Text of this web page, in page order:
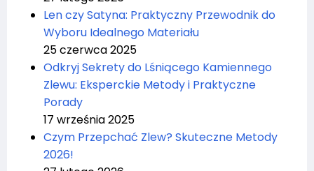
Len czy Satyna: Praktyczny Przewodnik do
Wyboru Idealnego Materiału
25 czerwca 2025
Odkryj Sekrety do Lśniącego Kamiennego
Zlewu: Eksperckie Metody i Praktyczne
Porady
17 września 2025
Czym Przepchać Zlew? Skuteczne Metody
2026!